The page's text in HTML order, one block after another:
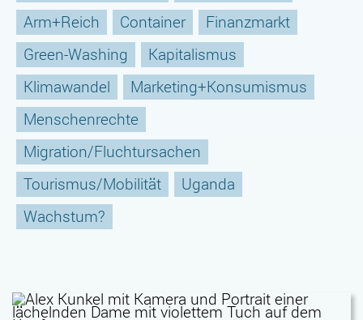
Arm+Reich
Container
Finanzmarkt
Green-Washing
Kapitalismus
Klimawandel
Marketing+Konsumismus
Menschenrechte
Migration/Fluchtursachen
Tourismus/Mobilität
Uganda
Wachstum?